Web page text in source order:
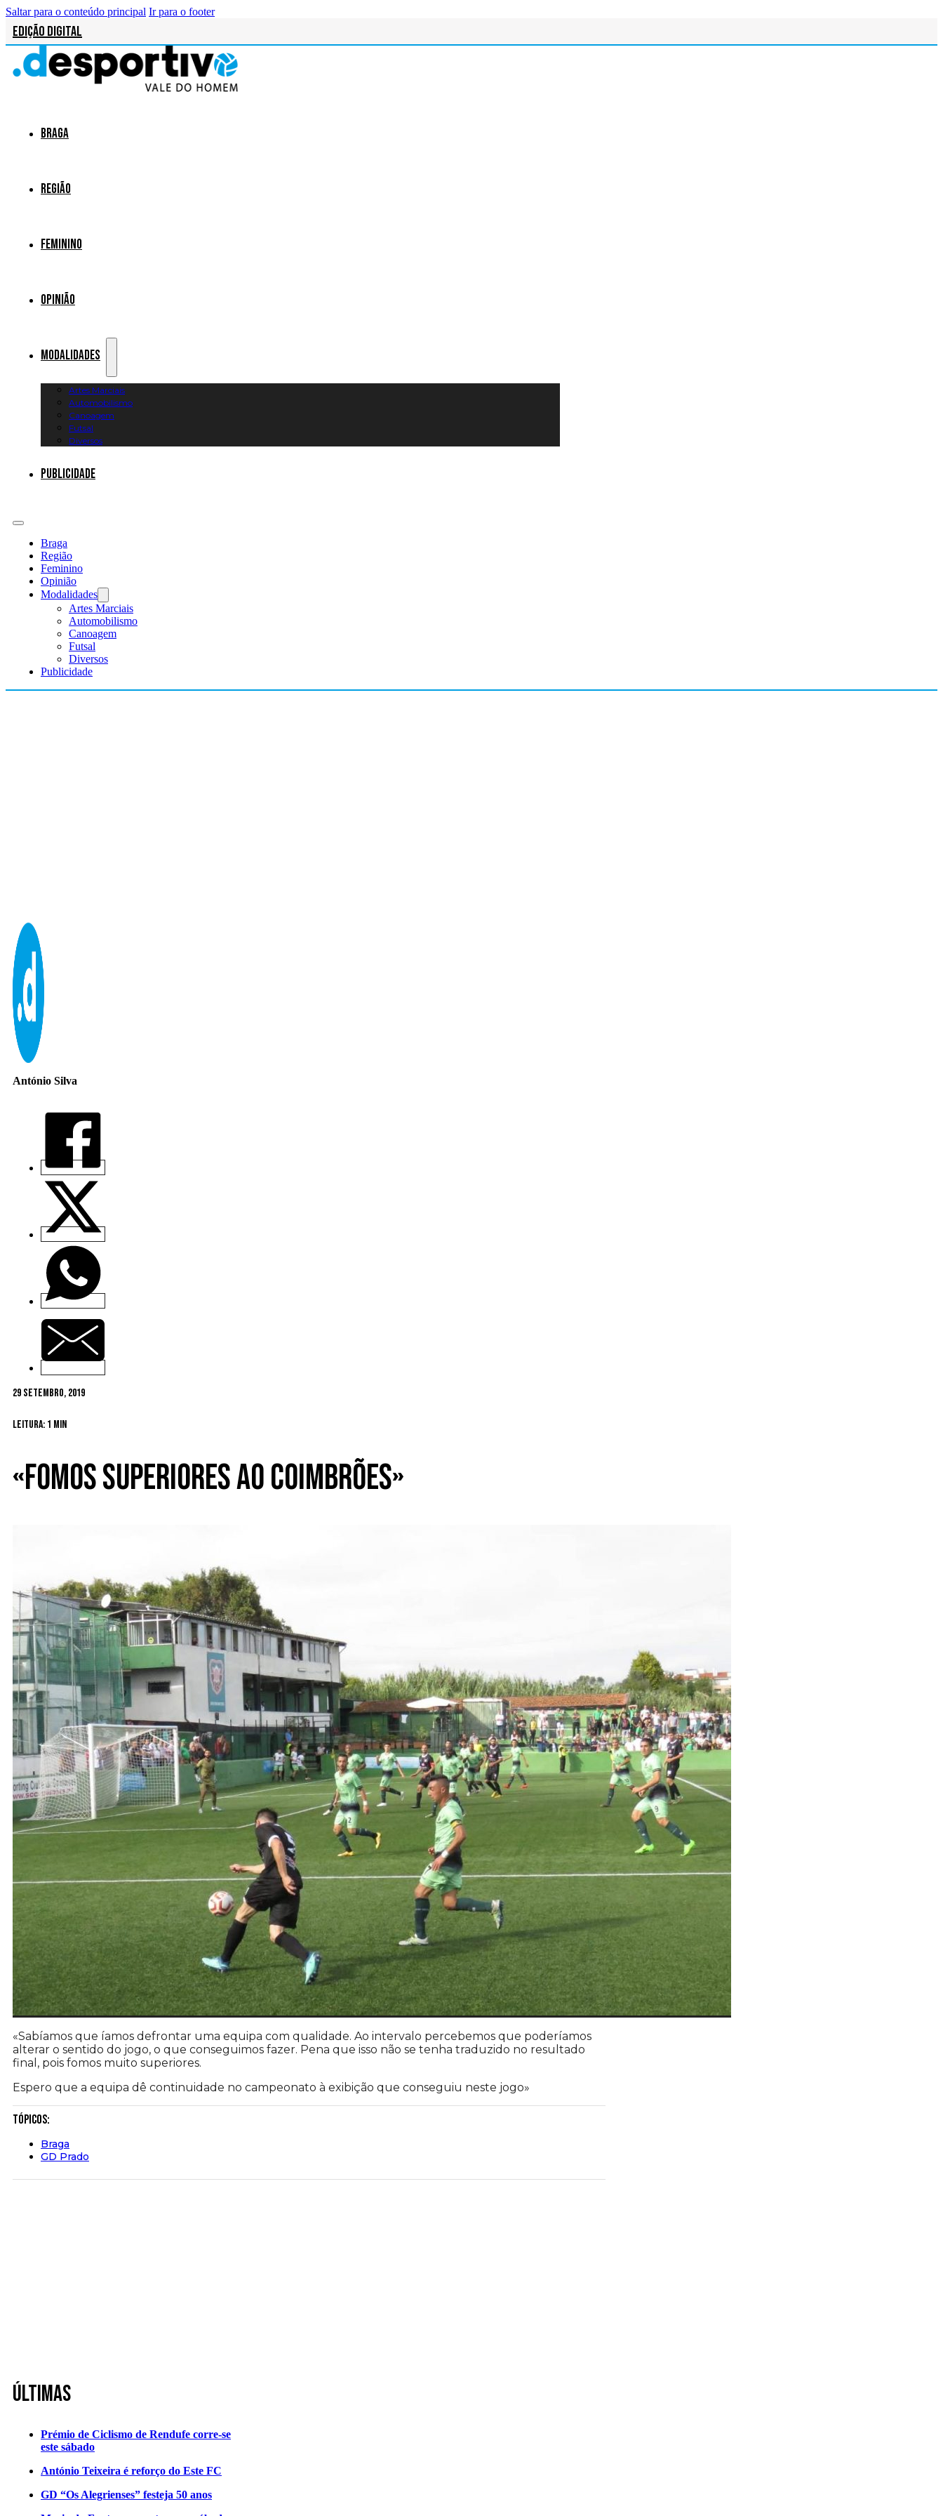
Saltar para o conteúdo principal Ir para o footer
Edição Digital
Braga
Região
Feminino
Opinião
Modalidades
Artes Marciais
Automobilismo
Canoagem
Futsal
Diversos
Publicidade
Braga
Região
Feminino
Opinião
Modalidades
Artes Marciais
Automobilismo
Canoagem
Futsal
Diversos
Publicidade
António Silva
29 Setembro, 2019
Leitura: 1 min
«Fomos superiores ao Coimbrões»
«Sabíamos que íamos defrontar uma equipa com qualidade. Ao intervalo percebemos que poderíamos
alterar o sentido do jogo, o que conseguimos fazer. Pena que isso não se tenha traduzido no resultado
final, pois fomos muito superiores.
Espero que a equipa dê continuidade no campeonato à exibição que conseguiu neste jogo»
Tópicos:
Braga
GD Prado
Últimas
Prémio de Ciclismo de Rendufe corre-se
este sábado
António Teixeira é reforço do Este FC
GD “Os Alegrienses” festeja 50 anos